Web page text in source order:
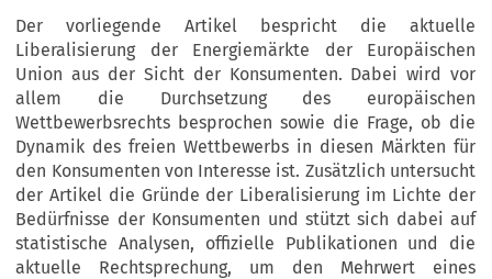
Der vorliegende Artikel bespricht die aktuelle
Liberalisierung der Energiemärkte der Europäischen
Union aus der Sicht der Konsumenten. Dabei wird vor
allem die Durchsetzung des europäischen
Wettbewerbsrechts besprochen sowie die Frage, ob die
Dynamik des freien Wettbewerbs in diesen Märkten für
den Konsumenten von Interesse ist. Zusätzlich untersucht
der Artikel die Gründe der Liberalisierung im Lichte der
Bedürfnisse der Konsumenten und stützt sich dabei auf
statistische Analysen, offizielle Publikationen und die
aktuelle Rechtsprechung, um den Mehrwert eines